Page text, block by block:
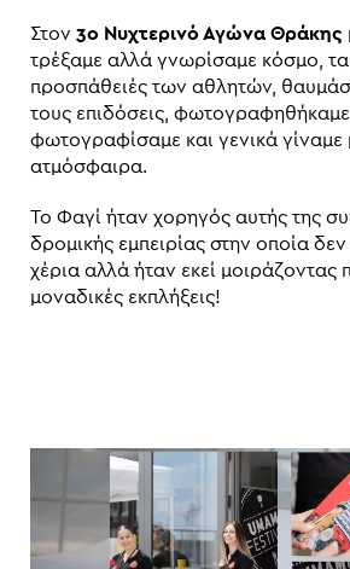
Στον 3ο Νυχτερινό Αγώνα Θράκης
τρέξαμε αλλά γνωρίσαμε κόσμο,
προσπάθειές των αθλητών,
τους επιδόσεις, φωτογραφηθήκαμε
φωτογραφίσαμε και γενικά γίναμε
ατμόσφαιρα.
Το Φαγί ήταν χορηγός αυτής της
δρομικής εμπειρίας στην οποία
χέρια αλλά ήταν εκεί μοιράζοντας
μοναδικές εκπλήξεις!